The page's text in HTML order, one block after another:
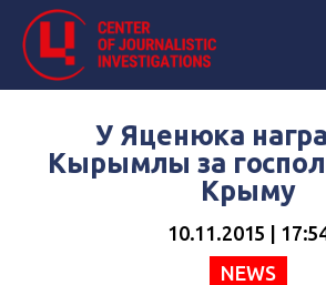
У Яценюка
Кырымлы за
Крыму
10.11.2015 |
NEWS